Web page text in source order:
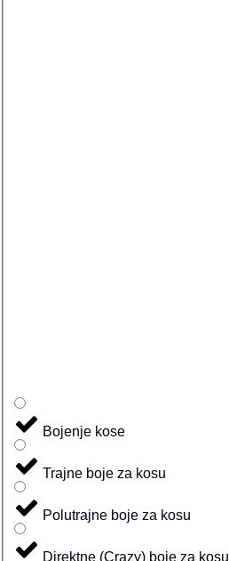
Bojenje kose
Trajne boje za kosu
Polutrajne boje za kosu
Direktne (Crazy) boje za kosu